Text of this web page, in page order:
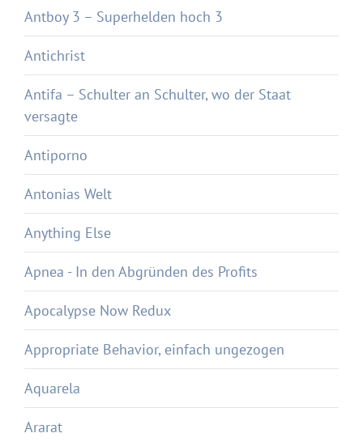
Antboy 3 – Superhelden hoch 3
Antichrist
Antifa – Schulter an Schulter, wo der Staat
versagte
Antiporno
Antonias Welt
Anything Else
Apnea - In den Abgründen des Profits
Apocalypse Now Redux
Appropriate Behavior, einfach ungezogen
Aquarela
Ararat